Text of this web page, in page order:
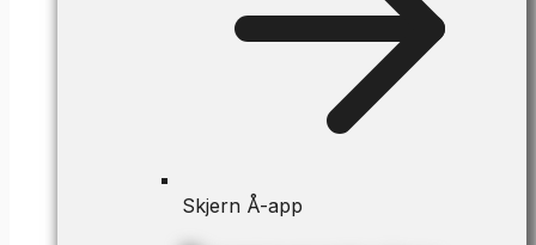
Skjern Å-app